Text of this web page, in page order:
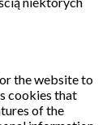
the website to
cookies that
of the